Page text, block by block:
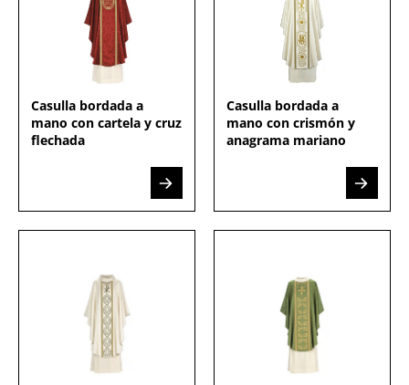
Casulla bordada a
mano con cartela y cruz
flechada
Casulla bordada a
mano con crismón y
anagrama mariano